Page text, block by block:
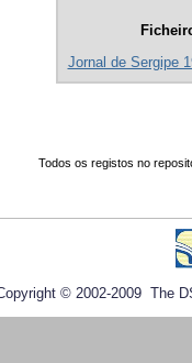
Jornal de Sergipe
Todos os registos no
© 2002-2009 The